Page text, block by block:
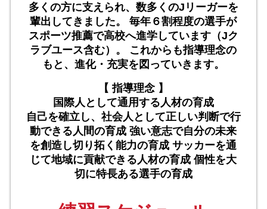
多くの方に支えられ、数多くのJリーガーを
輩出してきました。
毎年６割程度の選手が
スポーツ推薦で高校へ進学しています（Jク
ラブユース含む）。
これからも指導理念の
もと、進化・充実を図っていきます。
【 指導理念 】
国際人として通用する人材の育成
自己を確立し、社会人として正しい判断で行
動できる人間の育成 強い意志で自分の未来
を創造し切り拓く能力の育成 サッカーを通
じて地域に貢献できる人材の育成 個性を大
切に特長ある選手の育成